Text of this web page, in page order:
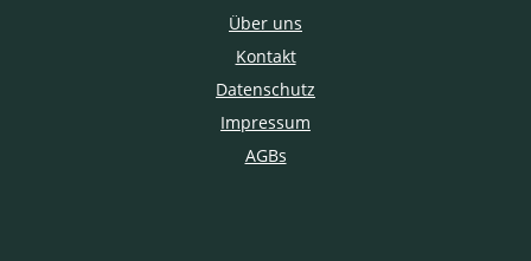
Über uns
Kontakt
Datenschutz
Impressum
AGBs